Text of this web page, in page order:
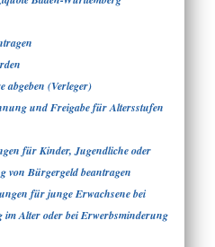
abgeben (Verleger)
und Freigabe für Altersstufen
für Kinder, Jugendliche oder
von Bürgergeld beantragen
für junge Erwachsene bei
Alter oder bei Erwerbsminderung